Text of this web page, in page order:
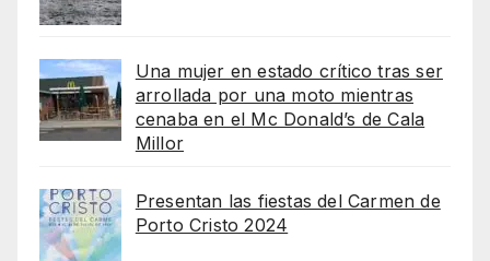
Una mujer en estado crítico tras ser
arrollada por una moto mientras
cenaba en el Mc Donald’s de Cala
Millor
Presentan las fiestas del Carmen de
Porto Cristo 2024